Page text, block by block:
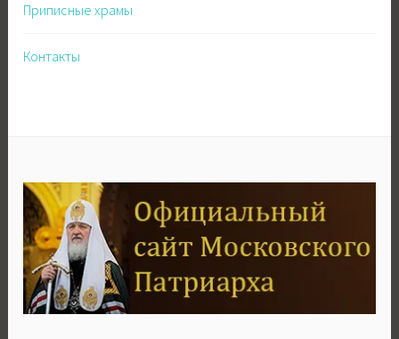
Приписные храмы
Контакты